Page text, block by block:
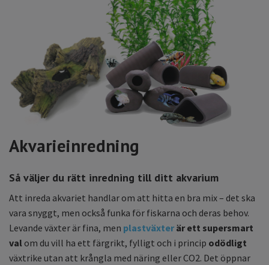
Akvarieinredning
Så väljer du rätt inredning till ditt akvarium
Att inreda akvariet handlar om att hitta en bra mix – det ska
vara snyggt, men också funka för fiskarna och deras behov.
Levande växter är fina, men plastväxterär ett supersmart
val om du vill ha ett färgrikt, fylligt och i princip odödligt
växtrike utan att krångla med näring eller CO2. Det öppnar